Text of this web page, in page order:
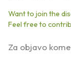
Want to join the
Feel free to
Za objavo